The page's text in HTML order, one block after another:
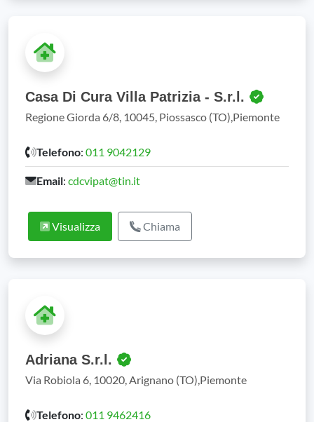
Casa Di Cura Villa Patrizia - S.r.l.
Regione Giorda 6/8, 10045, Piossasco (TO),Piemonte
Telefono: 011 9042129
Email: cdcvipat@tin.it
Visualizza Chiama
Adriana S.r.l.
Via Robiola 6, 10020, Arignano (TO),Piemonte
Telefono: 011 9462416